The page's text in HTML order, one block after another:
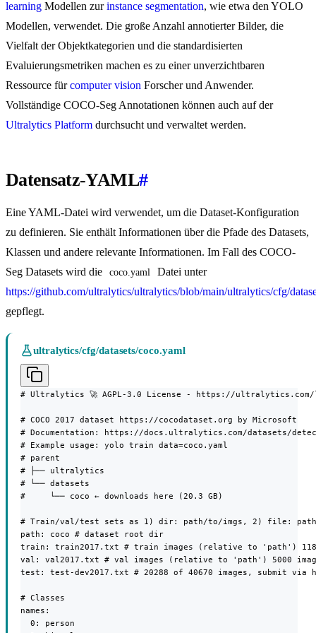
learning Modellen zurinstance segmentation, wie etwa den YOLO
Modellen, verwendet. Die große Anzahl annotierter Bilder, die
Vielfalt der Objektkategorien und die standardisierten
Evaluierungsmetriken machen es zu einer unverzichtbaren
Ressource fürcomputer vision Forscher und Anwender.
Vollständige COCO-Seg Annotationen können auch auf der
Ultralytics Platform durchsucht und verwaltet werden.
Datensatz-YAML#
Eine YAML-Datei wird verwendet, um die Dataset-Konfiguration
zu definieren. Sie enthält Informationen über die Pfade des Datasets,
Klassen und andere relevante Informationen. Im Fall des COCO-
Seg Datasets wird die
coco.yaml
Datei unter
https://github.com/ultralytics/ultralytics/blob/main/ultralytics/cfg/
gepflegt.
ultralytics/cfg/datasets/coco.yaml
# Ultralytics 🚀 AGPL-3.0 License - https://ultralytics.com/
# COCO 2017 dataset https://cocodataset.org by Microsoft
# Documentation: https://docs.ultralytics.com/datasets/
# Example usage: yolo train data=coco.yaml
# parent
# ├── ultralytics
# └── datasets
#     └── coco ← downloads here (20.3 GB)
# Train/val/test sets as 1) dir: path/to/imgs, 2) file:
path: coco # dataset root dir
train: train2017.txt # train images (relative to 'path')
val: val2017.txt # val images (relative to 'path') 5000
test: test-dev2017.txt # 20288 of 40670 images, submit via
# Classes
names:
  0: person